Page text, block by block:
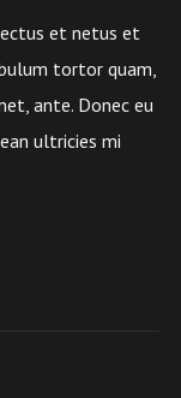
et netus et
tortor quam,
ante. Donec eu
ultricies mi